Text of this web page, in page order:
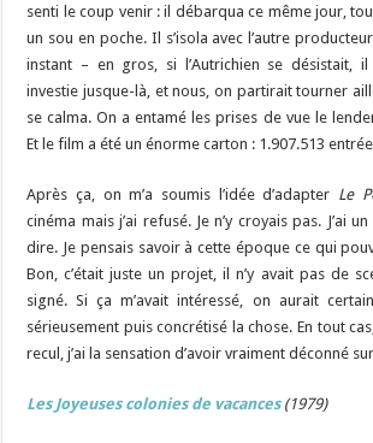
senti le coup venir : il débarqua ce même jour,
un sou en poche. Il s’isola avec l’autre
instant – en gros, si l’Autrichien se désistait,
investie jusque-là, et nous, on partirait tourner
se calma. On a entamé les prises de vue le
Et le film a été un énorme carton : 1.907.513
Après ça, on m’a soumis l’idée d’adapter Le
cinéma mais j’ai refusé. Je n’y croyais pas. J’ai
dire. Je pensais savoir à cette époque ce qui
Bon, c’était juste un projet, il n’y avait pas de
signé. Si ça m’avait intéressé, on aurait
sérieusement puis concrétisé la chose. En tout
recul, j’ai la sensation d’avoir vraiment déconné
Les Joyeuses colonies de vacances(1979)